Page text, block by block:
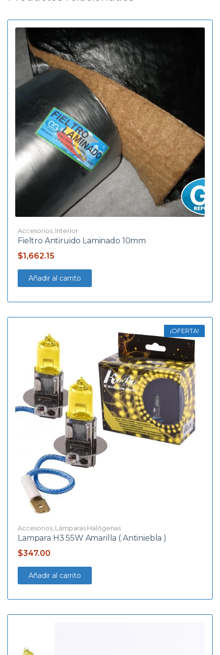
Accesorios, Interior
Fieltro Antiruido Laminado 10mm
$1,662.15
Añadir al carrito
¡OFERTA!
Accesorios, Lámparas Halógenas
Lampara H3 55W Amarilla ( Antiniebla )
El
original
$458.90.
$347.00
actual
$347.00.
Añadir al carrito